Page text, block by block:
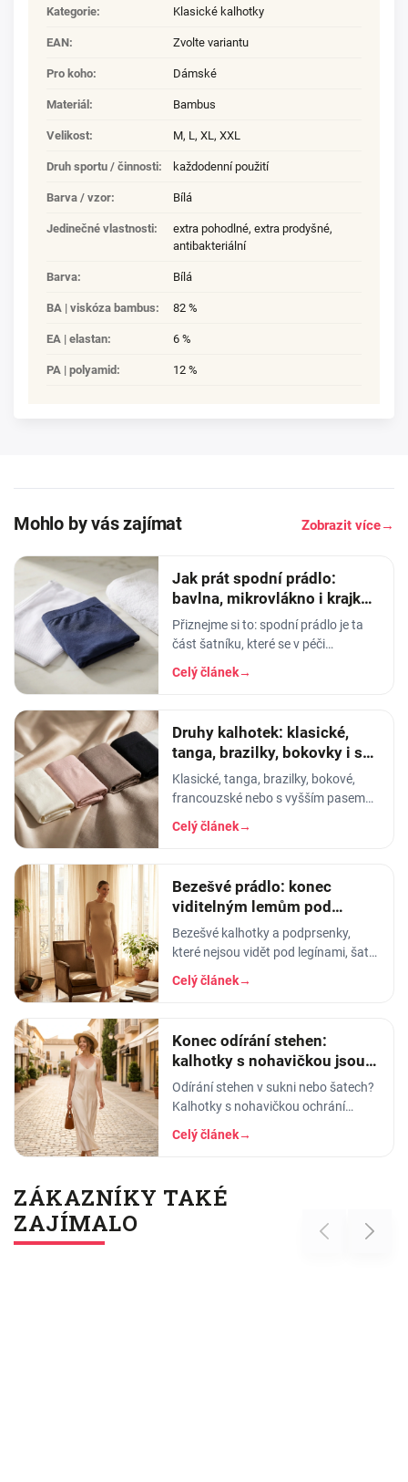
Kategorie: Klasické kalhotky
EAN: Zvolte variantu
Pro koho: Dámské
Materiál : Bambus
Velikost: M, L, XL, XXL
Druh sportu / činnosti: každodenní použití
Barva / vzor: Bílá
Jedinečné vlastnosti:
extra pohodlné, extra prodyšné,
antibakteriální
Barva: Bílá
BA | viskóza bambus: 82 %
EA | elastan: 6 %
PA | polyamid : 12 %
Mohlo by vás zajímat Zobrazit více→
Jak prát spodní prádlo:
bavlna, mikrovlákno i krajka,
aby vydrželo
Přiznejme si to: spodní prádlo je ta
část šatníku, které se v péči
věnujeme nejmíň. Hodíme ho do
pračky se vším ostatním, dáme
Celý článek→
Druhy kalhotek: klasické,
tanga, brazilky, bokovky i s
vyšším pasem
Klasické, tanga, brazilky, bokové,
francouzské nebo s vyšším pasem?
Průvodce střihy dámských kalhotek -
který se hodí pod jaké oblečení a pro
Celý článek→
Bezešvé prádlo: konec
viditelným lemům pod
přiléhavým oblečením
Bezešvé kalhotky a podprsenky,
které nejsou vidět pod legínami, šaty
ani halenkou. Jak fungují, z čeho
jsou a pro koho jsou ideální.
Celý článek→
Konec odírání stehen:
kalhotky s nohavičkou jsou
letní záchrana
Odírání stehen v sukni nebo šatech?
Kalhotky s nohavičkou ochrání
pokožku před odřením a opruzením.
Jak fungují, jaké materiály a jak
Celý článek→
ZÁKAZNÍKY TAKÉ
ZAJÍMALO
Previous Next